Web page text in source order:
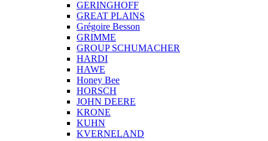
GERINGHOFF
GREAT PLAINS
Grégoire Besson
GRIMME
GROUP SCHUMACHER
HARDI
HAWE
Honey Bee
HORSCH
JOHN DEERE
KRONE
KUHN
KVERNELAND